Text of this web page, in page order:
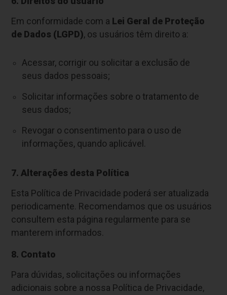
Em conformidade com a Lei Geral de Proteção
de Dados (LGPD), os usuários têm direito a:
Acessar, corrigir ou solicitar a exclusão de
seus dados pessoais;
Solicitar informações sobre o tratamento de
seus dados;
Revogar o consentimento para o uso de
informações, quando aplicável.
7. Alterações desta Política
Esta Política de Privacidade poderá ser atualizada
periodicamente. Recomendamos que os usuários
consultem esta página regularmente para se
manterem informados.
8. Contato
Para dúvidas, solicitações ou informações
adicionais sobre a nossa Política de Privacidade,